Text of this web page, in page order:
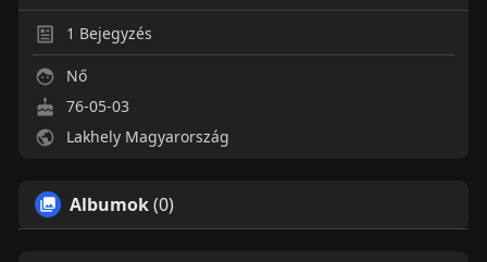
1 Bejegyzés
Nő
76-05-03
Lakhely Magyarország
Albumok(0)